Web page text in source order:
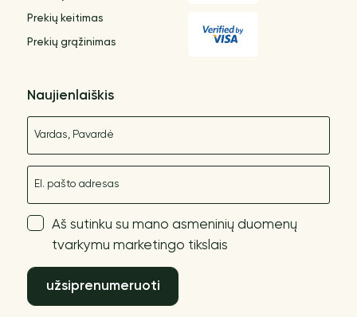
Prekių keitimas
Prekių grąžinimas
Naujienlaiškis
Aš sutinku su mano asmeninių duomenų
tvarkymu marketingo tikslais
užsiprenumeruoti